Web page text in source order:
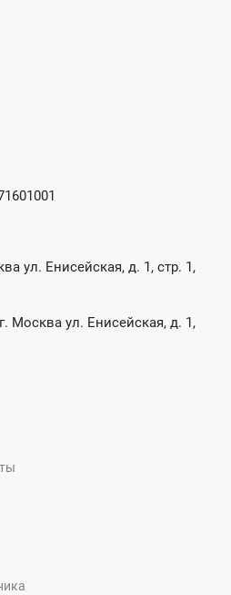
ул. Енисейская, д. 1, стр. 1,
Москва ул. Енисейская, д. 1,